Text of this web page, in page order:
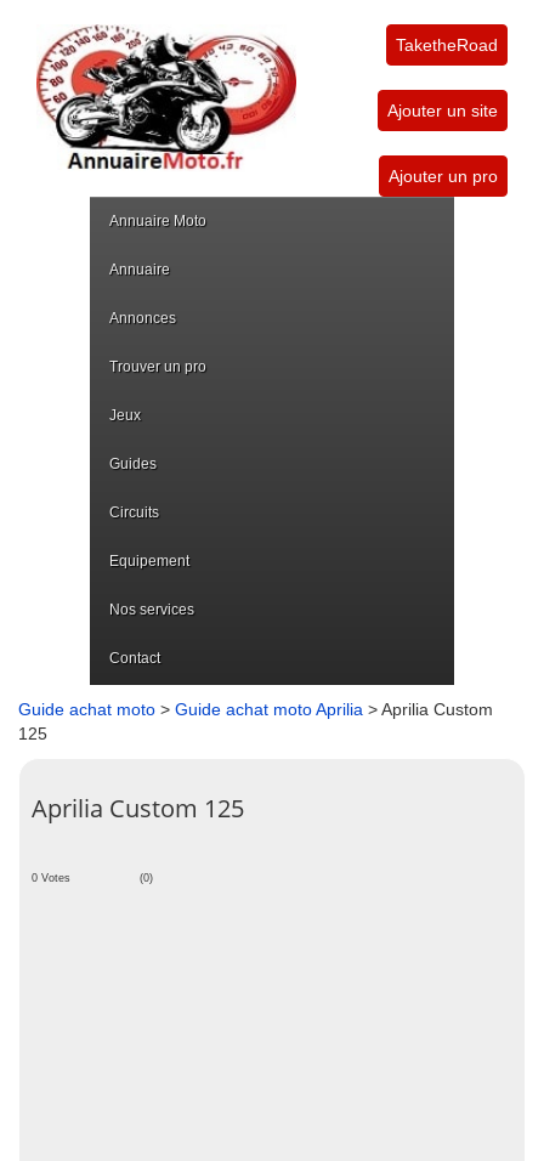
TaketheRoad
Ajouter un site
Ajouter un pro
Annuaire Moto
Annuaire
Annonces
Trouver un pro
Jeux
Guides
Circuits
Equipement
Nos services
Contact
Guide achat moto > Guide achat moto Aprilia > Aprilia Custom
125
Aprilia Custom 125
0 Votes (0)